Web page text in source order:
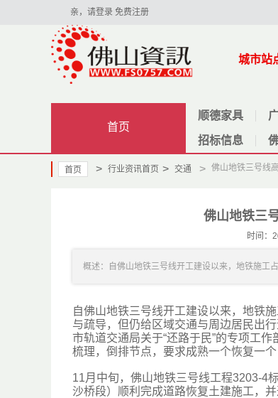
亲，请登录 免费注册
城市站
首页
顺德家具
招标信息
首页 > 行业资讯首页 > 交通 > 佛山地铁三号线
佛山地铁三
时间：
概述：自佛山地铁三号线开工建设以来，地铁施工
自佛山地铁三号线开工建设以来，地铁
与疏导，但仍给区域交通与周边居民出
市轨道交通局关于“还路于民”的专项工
梳理，倒排节点，要求成熟一个恢复一
11月中旬，佛山地铁三号线工程3203-4
沙桥段）顺利完成道路恢复土建施工，